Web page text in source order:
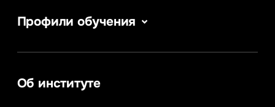
Профили обучения
Сервис в сфере туризма и гостеприимства
Информационные системы и бизнес-
аналитика
Об институте